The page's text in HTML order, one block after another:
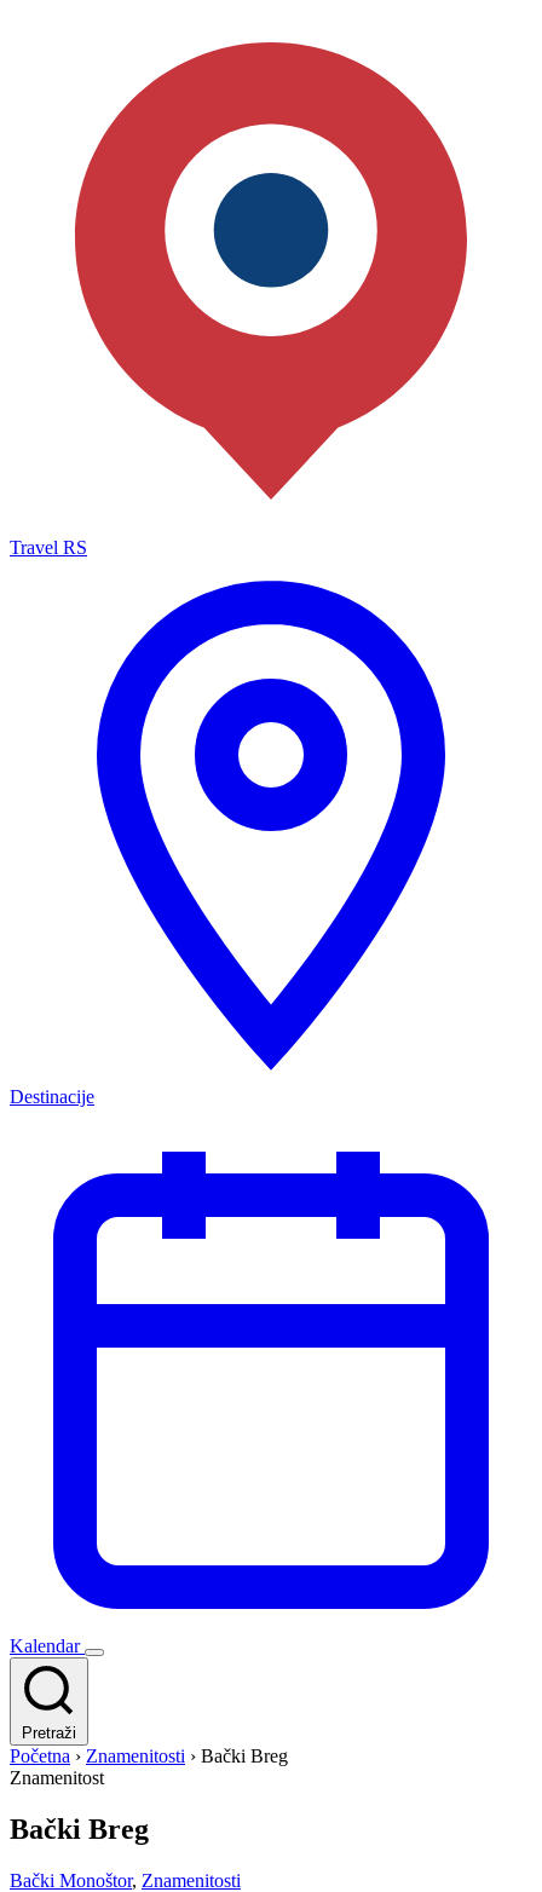
Travel RS
Destinacije
Kalendar
Pretraži
Početna › Znamenitosti › Bački Breg
Znamenitost
Bački Breg
Bački Monoštor, Znamenitosti